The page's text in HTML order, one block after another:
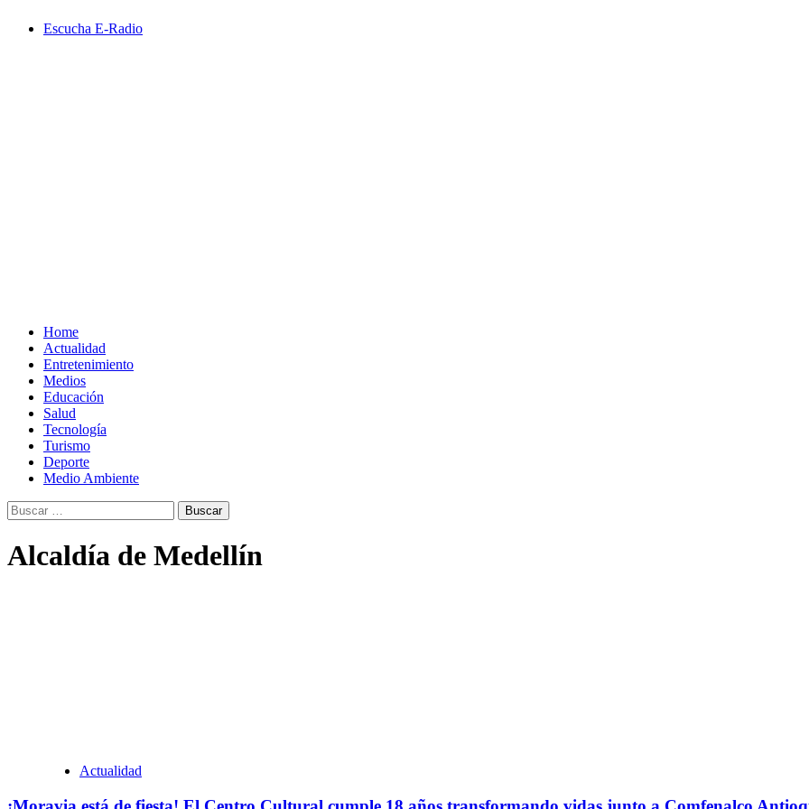
Escucha E-Radio
Home
Actualidad
Entretenimiento
Medios
Educación
Salud
Tecnología
Turismo
Deporte
Medio Ambiente
Buscar:
Alcaldía de Medellín
Actualidad